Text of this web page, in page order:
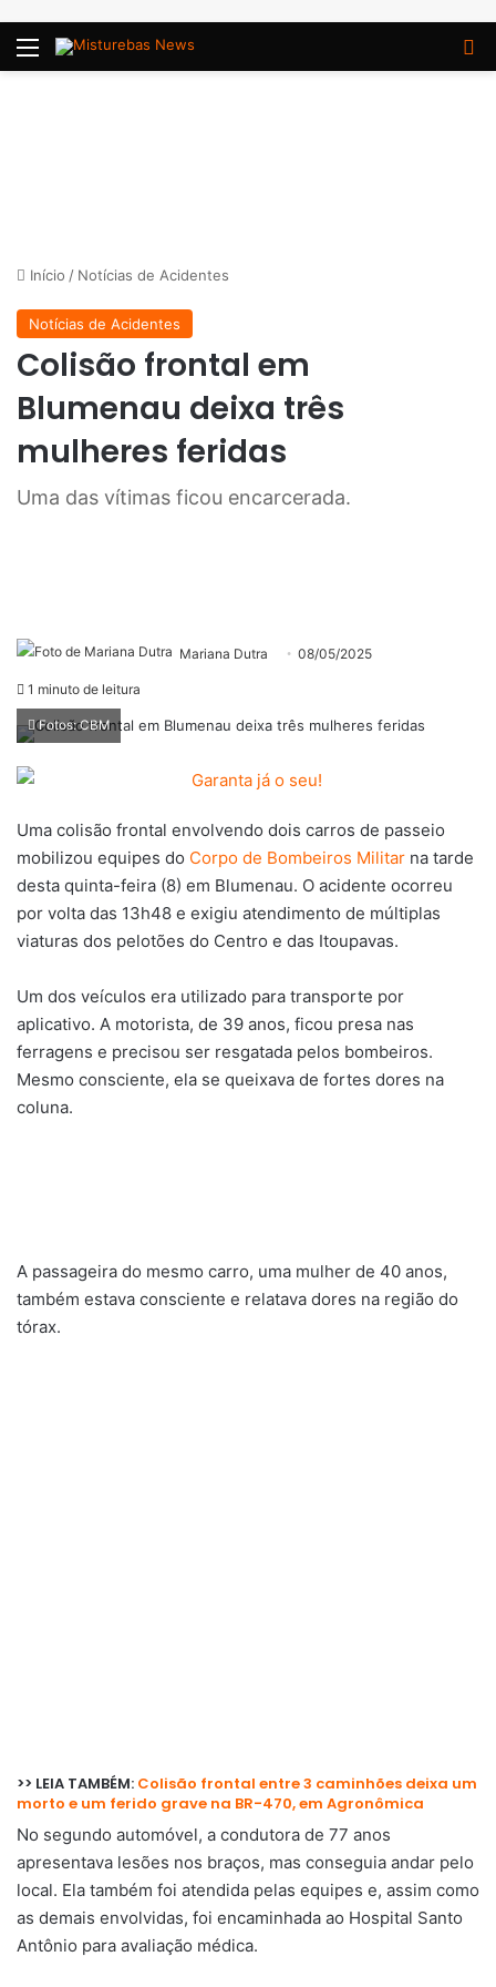
Menu
Início / Notícias de Acidentes
Notícias de Acidentes
Colisão frontal em
Blumenau deixa três
mulheres feridas
Uma das vítimas ficou encarcerada.
Mariana Dutra 08/05/2025
1 minuto de leitura
Fotos: CBM
Uma colisão frontal envolvendo dois carros de passeio
mobilizou equipes do Corpo de Bombeiros Militar na tarde
desta quinta-feira (8) em Blumenau. O acidente ocorreu
por volta das 13h48 e exigiu atendimento de múltiplas
viaturas dos pelotões do Centro e das Itoupavas.
Um dos veículos era utilizado para transporte por
aplicativo. A motorista, de 39 anos, ficou presa nas
ferragens e precisou ser resgatada pelos bombeiros.
Mesmo consciente, ela se queixava de fortes dores na
coluna.
A passageira do mesmo carro, uma mulher de 40 anos,
também estava consciente e relatava dores na região do
tórax.
>> LEIA TAMBÉM: Colisão frontal entre 3 caminhões deixa um
morto e um ferido grave na BR-470, em Agronômica
No segundo automóvel, a condutora de 77 anos
apresentava lesões nos braços, mas conseguia andar pelo
local. Ela também foi atendida pelas equipes e, assim como
as demais envolvidas, foi encaminhada ao Hospital Santo
Antônio para avaliação médica.